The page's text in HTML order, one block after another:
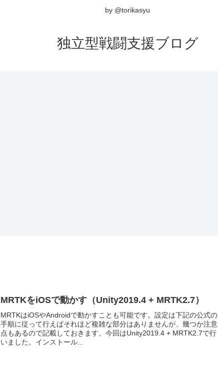
by @torikasyu
独立型戦闘支援ブログ
MRTKをiOSで動かす（Unity2019.4 + MRTK2.7）
MRTKはiOSやAndroidで動かすことも可能です。設定は下記の公式の
手順に従って行えばそれほど複雑な部分はありませんが、幾つか注意
点もあるので記載しておきます。今回はUnity2019.4 + MRTK2.7で行
いました。インストール...